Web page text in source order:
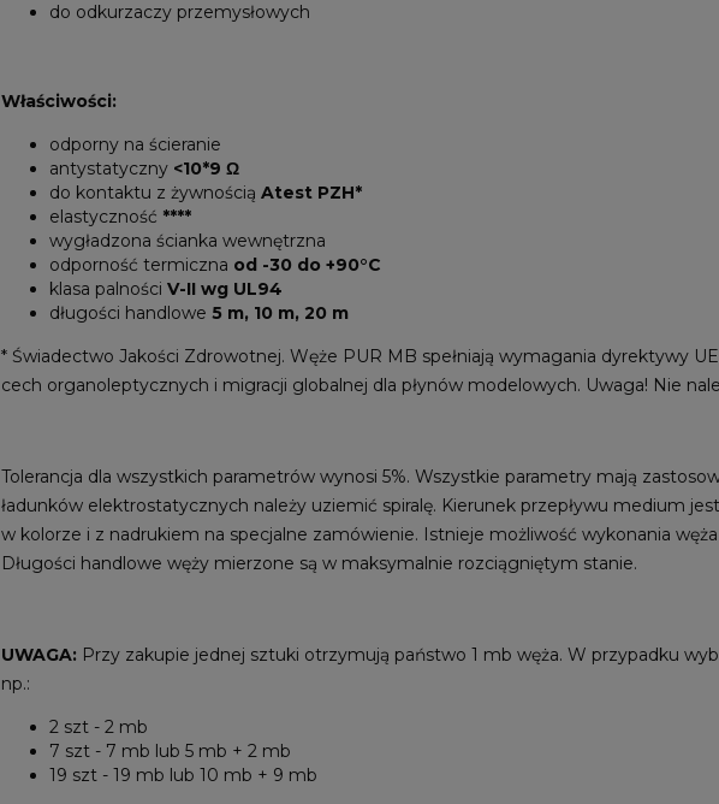
do odkurzaczy przemysłowych
Właściwości:
odporny na ścieranie
antystatyczny <10*9 Ω
do kontaktu z żywnością Atest PZH*
elastyczność ****
wygładzona ścianka wewnętrzna
odporność termiczna od -30 do +90°C
klasa palności V-II wg UL94
długości handlowe 5 m, 10 m, 20 m
* Świadectwo Jakości Zdrowotnej. Węże PUR MB spełniają wymagania dyrektywy
cech organoleptycznych i migracji globalnej dla płynów modelowych. Uwaga! Nie
Tolerancja dla wszystkich parametrów wynosi 5%. Wszystkie parametry mają
ładunków elektrostatycznych należy uziemić spiralę. Kierunek przepływu medium
w kolorze i z nadrukiem na specjalne zamówienie. Istnieje możliwość wykonania
Długości handlowe węży mierzone są w maksymalnie rozciągniętym stanie.
UWAGA: Przy zakupie jednej sztuki otrzymują państwo 1 mb węża. W przypadku
np.:
2 szt - 2 mb
7 szt - 7 mb lub 5 mb + 2 mb
19 szt - 19 mb lub 10 mb + 9 mb